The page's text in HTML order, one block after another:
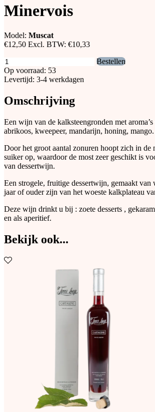
Minervois
Model: Muscat
€12,50 Excl. BTW: €10,33
Bestellen
Op voorraad: 53
Levertijd: 3-4 werkdagen
Omschrijving
Een wijn van de kalksteengronden met
abrikoos, kweepeer, mandarijn, honing, mango.
Door het groot aantal zonuren hoopt zich in de
suiker op, waardoor de most zeer geschikt is
van dessertwijn.
Een strogele, fruitige dessertwijn, gemaakt
jaar of ouder zijn van het woeste kalkplateau
Deze wijn drinkt u bij : zoete desserts ,
en als aperitief.
Bekijk ook...